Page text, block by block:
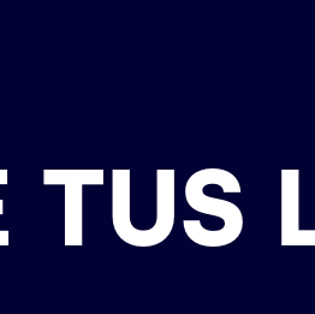
TUS